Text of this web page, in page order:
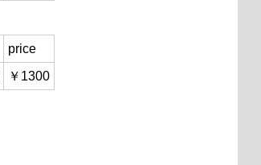
price
￥1300